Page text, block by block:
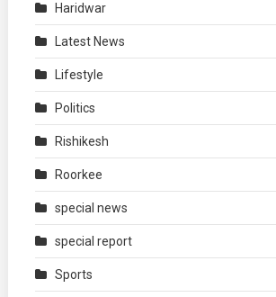
Haridwar
Latest News
Lifestyle
Politics
Rishikesh
Roorkee
special news
special report
Sports